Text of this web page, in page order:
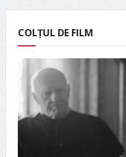
COLȚUL DE FILM